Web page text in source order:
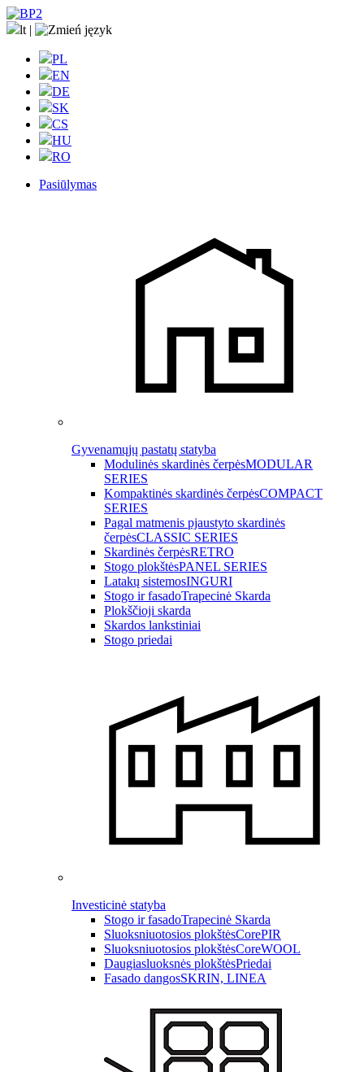
lt |
PL
EN
DE
SK
CS
HU
RO
Pasiūlymas
Gyvenamųjų pastatų statyba
Modulinės skardinės čerpėsMODULAR
SERIES
Kompaktinės skardinės čerpėsCOMPACT
SERIES
Pagal matmenis pjaustyto skardinės
čerpėsCLASSIC SERIES
Skardinės čerpėsRETRO
Stogo plokštėsPANEL SERIES
Latakų sistemosINGURI
Stogo ir fasadoTrapecinė Skarda
Plokščioji skarda
Skardos lankstiniai
Stogo priedai
Investicinė statyba
Stogo ir fasadoTrapecinė Skarda
Sluoksniuotosios plokštėsCorePIR
Sluoksniuotosios plokštėsCoreWOOL
Daugiasluoksnės plokštėsPriedai
Fasado dangosSKRIN, LINEA